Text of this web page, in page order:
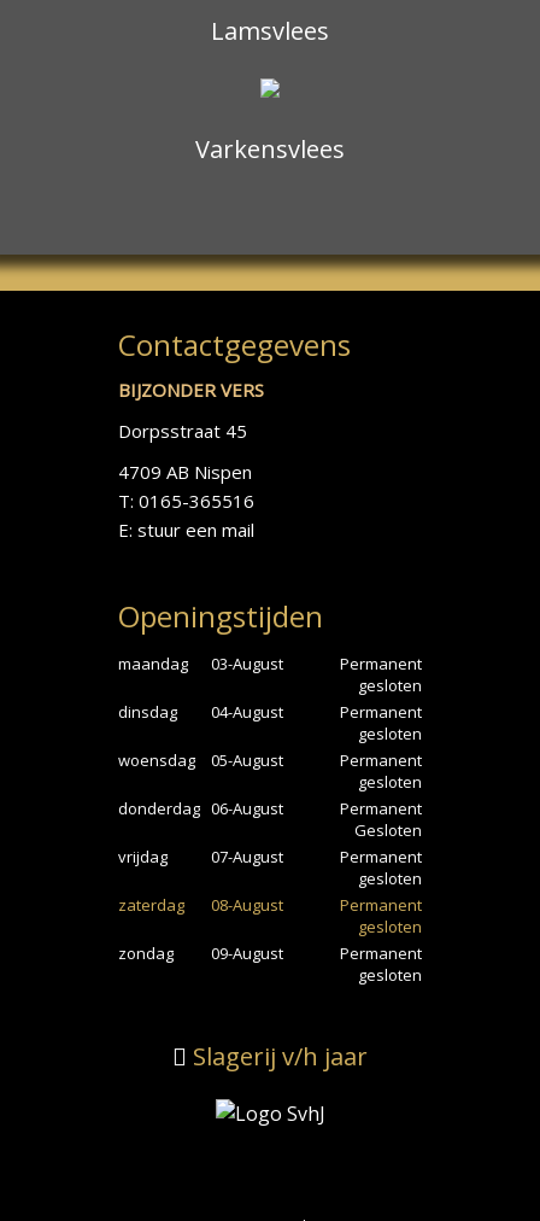
Lamsvlees
Varkensvlees
Contactgegevens
BIJZONDER VERS
Dorpsstraat 45
4709 AB Nispen
T: 0165-365516
E: stuur een mail
Openingstijden
maandag 03-August
Permanent
gesloten
dinsdag
04-August
Permanent
gesloten
woensdag
05-August
Permanent
gesloten
donderdag 06-August
Permanent
Gesloten
vrijdag
07-August
Permanent
gesloten
zaterdag
08-August
Permanent
gesloten
zondag
09-August
Permanent
gesloten
Slagerij v/h jaar